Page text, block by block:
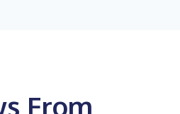
From